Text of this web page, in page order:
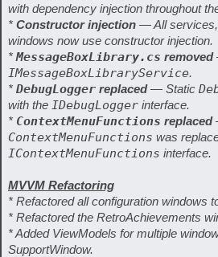
with dependency injection throughout
* Constructor injection — All
windows now use constructor injection.
* MessageBoxLibrary.cs removed
IMessageBoxLibraryService.
* DebugLogger replaced— Static
with the IDebugLogger interface.
* ContextMenuFunctions replaced
ContextMenuFunctions was
IContextMenuFunctions interface.
MVVM Refactoring
* Refactored all configuration windows
* Refactored the RetroAchievements
* Added ViewModels for multiple
SupportWindow.